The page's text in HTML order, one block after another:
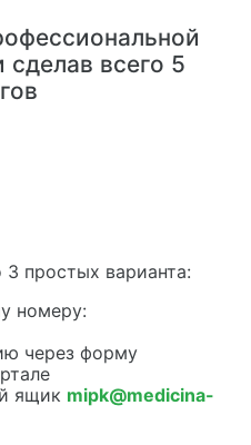
сделав всего 5
простых варианта:
номеру:
через форму
ящик mipk@medicina-